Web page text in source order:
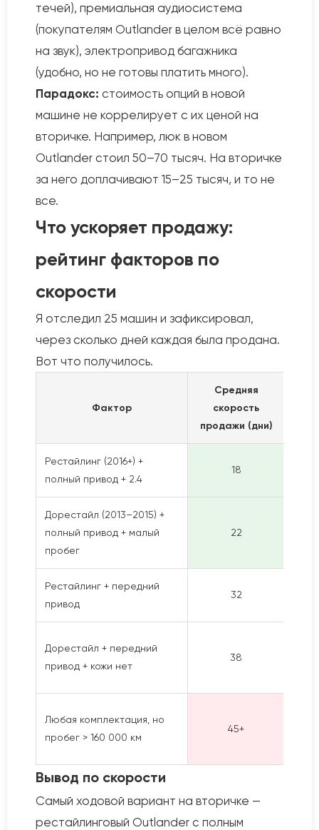
течей), премиальная аудиосистема
(покупателям Outlander в целом всё равно
на звук), электропривод багажника
(удобно, но не готовы платить много).
Парадокс: стоимость опций в новой
машине не коррелирует с их ценой на
вторичке. Например, люк в новом
Outlander стоил 50–70 тысяч. На вторичке
за него доплачивают 15–25 тысяч, и то не
все.
Что ускоряет продажу:
рейтинг факторов по
скорости
Я отследил 25 машин и зафиксировал,
через сколько дней каждая была продана.
Вот что получилось.
Фактор
Средняя
скорость
продажи (дни)
Рестайлинг (2016+) +
полный привод + 2.4
18
Дорестайл (2013–2015) +
полный привод + малый
пробег
22
Рестайлинг + передний
привод
32
Дорестайл + передний
привод + кожи нет
38
Любая комплектация, но
пробег > 160 000 км
45+
Вывод по скорости
Самый ходовой вариант на вторичке —
рестайлинговый Outlander с полным